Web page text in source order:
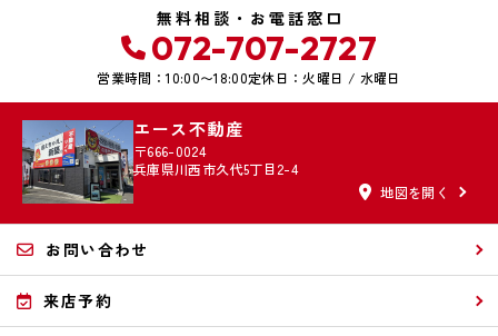
無料相談・お電話窓口
072-707-2727
営業時間：10:00〜18:00定休日：火曜日 / 水曜日
エース不動産
〒666-0024
兵庫県川西市久代5丁目2-4
地図を開く
お問い合わせ
来店予約